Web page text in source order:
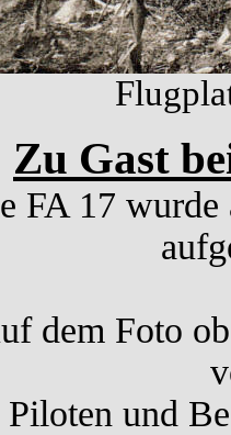
Zu Gast
FA 17 wurde
dem Foto
Piloten und